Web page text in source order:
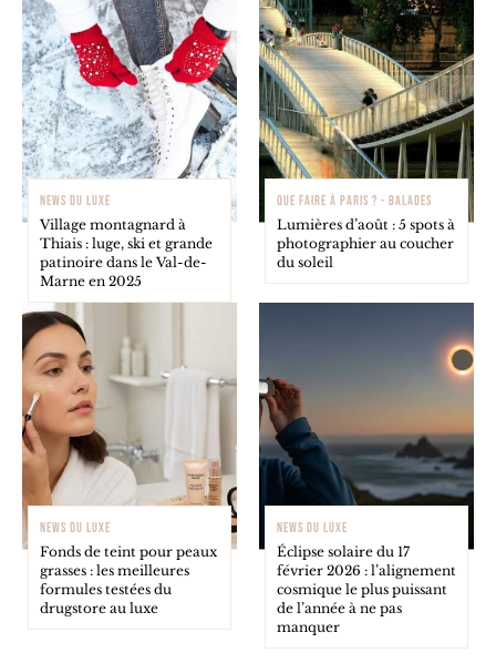
NEWS DU LUXE
Village montagnard à
Thiais : luge, ski et grande
patinoire dans le Val-de-
Marne en 2025
QUE FAIRE À PARIS ? - BALADES
Lumières d’août : 5 spots à
photographier au coucher
du soleil
NEWS DU LUXE
Fonds de teint pour peaux
grasses : les meilleures
formules testées du
drugstore au luxe
NEWS DU LUXE
Éclipse solaire du 17
février 2026 : l’alignement
cosmique le plus puissant
de l’année à ne pas
manquer